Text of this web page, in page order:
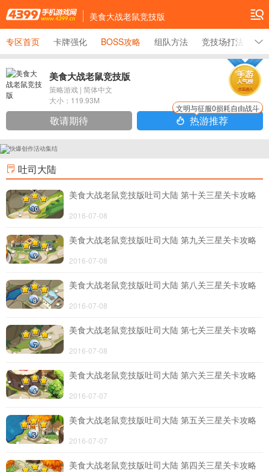
4399手机游戏网
美食大战老鼠竞技版
专区首页 卡牌强化 BOSS攻略 组队方法 竞技场打法 新
展开
美食大战老鼠竞技版
策略游戏 | 简体中文
大小： 119.93M
敬请期待 热游推荐
文明与征服0损耗自由战斗
吐司大陆
美食大战老鼠竞技版吐司大陆 第十关三星关卡攻略
2016-07-08
美食大战老鼠竞技版吐司大陆 第九关三星关卡攻略
2016-07-08
美食大战老鼠竞技版吐司大陆 第八关三星关卡攻略
2016-07-08
美食大战老鼠竞技版吐司大陆 第七关三星关卡攻略
2016-07-08
美食大战老鼠竞技版吐司大陆 第六关三星关卡攻略
2016-07-07
美食大战老鼠竞技版吐司大陆 第五关三星关卡攻略
2016-07-07
美食大战老鼠竞技版吐司大陆 第四关三星关卡攻略